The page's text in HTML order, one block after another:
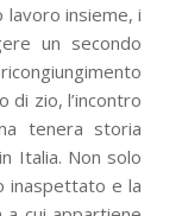
insieme, i
un secondo
di zio, l’incontro
tenera storia
Italia. Non solo
inaspettato e la